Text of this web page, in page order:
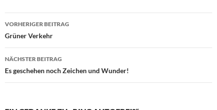
Beitrags-
Navigation
VORHERIGER BEITRAG
Grüner Verkehr
NÄCHSTER BEITRAG
Es geschehen noch Zeichen und Wunder!